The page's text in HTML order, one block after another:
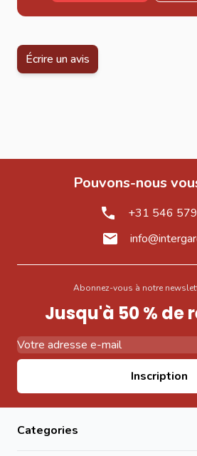
Écrire un avis
Pouvons-nous
+31 546
Abonnez-vous à notre
Jusqu'à 50 % de
Inscription
Categories